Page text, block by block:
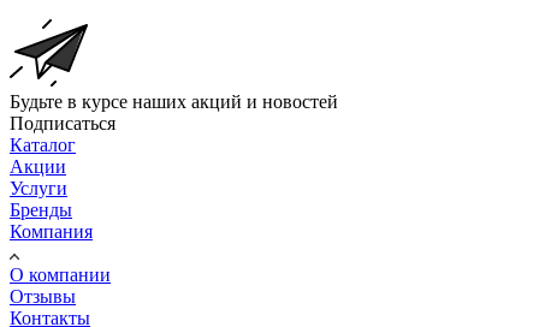
Будьте в курсе наших акций и новостей
Подписаться
Каталог
Акции
Услуги
Бренды
Компания
О компании
Отзывы
Контакты